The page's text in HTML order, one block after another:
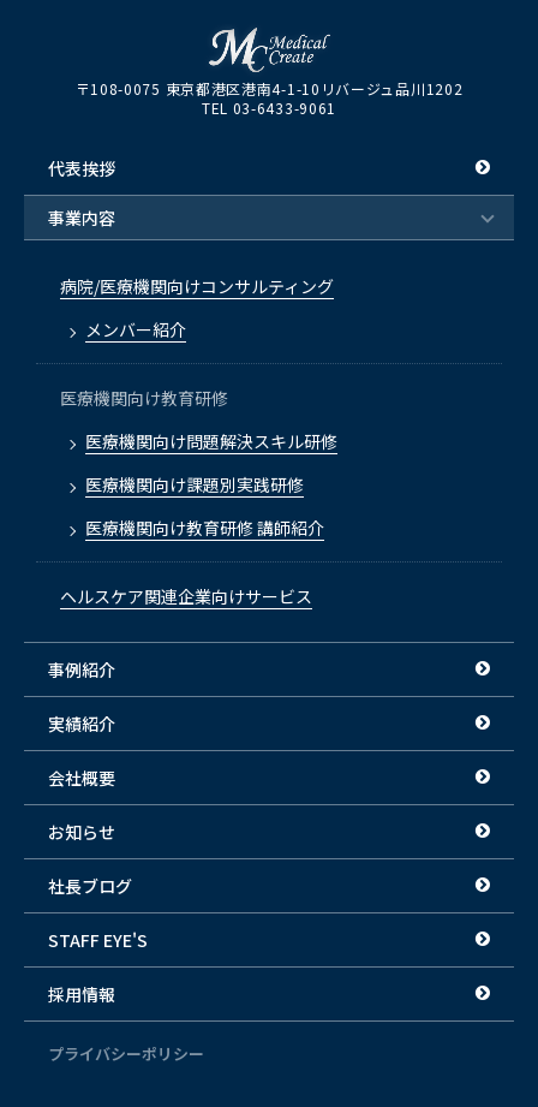
〒108-0075 東京都港区港南4-1-10リバージュ品川1202
TEL 03-6433-9061
代表挨拶
事業内容
病院/医療機関向けコンサルティング
メンバー紹介
医療機関向け教育研修
医療機関向け問題解決スキル研修
医療機関向け課題別実践研修
医療機関向け教育研修 講師紹介
ヘルスケア関連企業向けサービス
事例紹介
実績紹介
会社概要
お知らせ
社長ブログ
STAFF EYE'S
採用情報
プライバシーポリシー